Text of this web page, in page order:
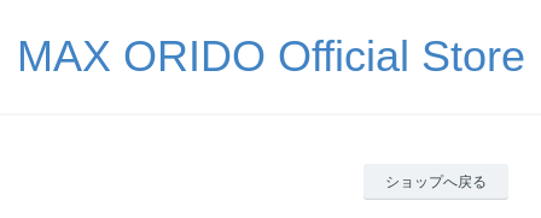
MAX ORIDO Official Store
ショップへ戻る